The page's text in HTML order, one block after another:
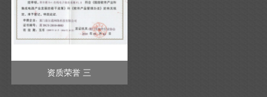
资质荣誉 三